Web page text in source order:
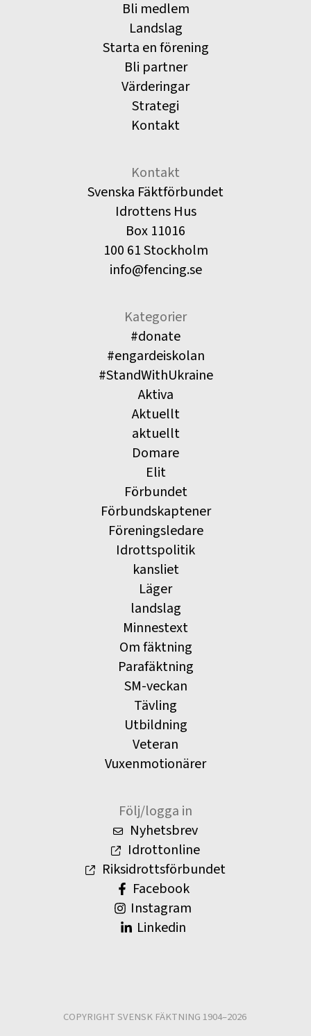
Bli medlem
Landslag
Starta en förening
Bli partner
Värderingar
Strategi
Kontakt
Kontakt
Svenska Fäktförbundet
Idrottens Hus
Box 11016
100 61 Stockholm
info@fencing.se
Kategorier
#donate
#engardeiskolan
#StandWithUkraine
Aktiva
Aktuellt
aktuellt
Domare
Elit
Förbundet
Förbundskaptener
Föreningsledare
Idrottspolitik
kansliet
Läger
landslag
Minnestext
Om fäktning
Parafäktning
SM-veckan
Tävling
Utbildning
Veteran
Vuxenmotionärer
Följ/logga in
Nyhetsbrev
Idrottonline
Riksidrottsförbundet
Facebook
Instagram
Linkedin
COPYRIGHT SVENSK FÄKTNING 1904–2026